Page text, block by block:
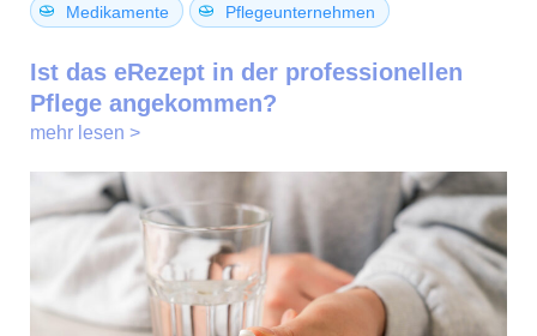
Medikamente Pflegeunternehmen
Ist das eRezept in der professionellen
Pflege angekommen?
mehr lesen >